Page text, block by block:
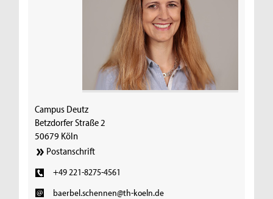
Campus Deutz
Betzdorfer Straße 2
50679 Köln
Postanschrift
+49 221-8275-4561
baerbel.schennen@th-koeln.de